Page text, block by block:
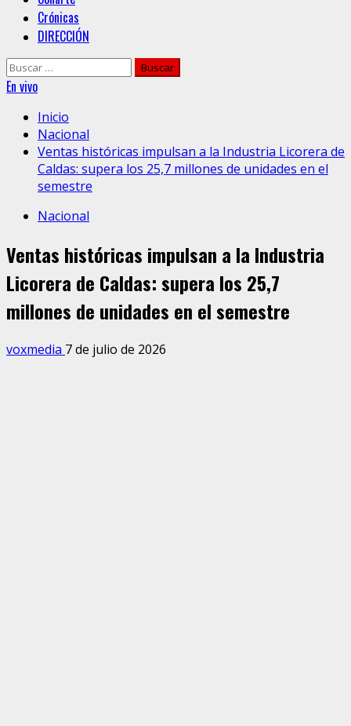
Crónicas
DIRECCIÓN
Buscar:
En vivo
Inicio
Nacional
Ventas históricas impulsan a la Industria Licorera de
Caldas: supera los 25,7 millones de unidades en el
semestre
Nacional
Ventas históricas impulsan a la Industria
Licorera de Caldas: supera los 25,7
millones de unidades en el semestre
voxmedia 7 de julio de 2026